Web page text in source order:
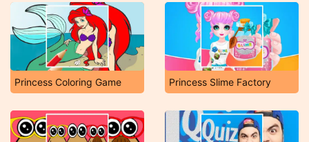
Princess Coloring Game Princess Slime Factory